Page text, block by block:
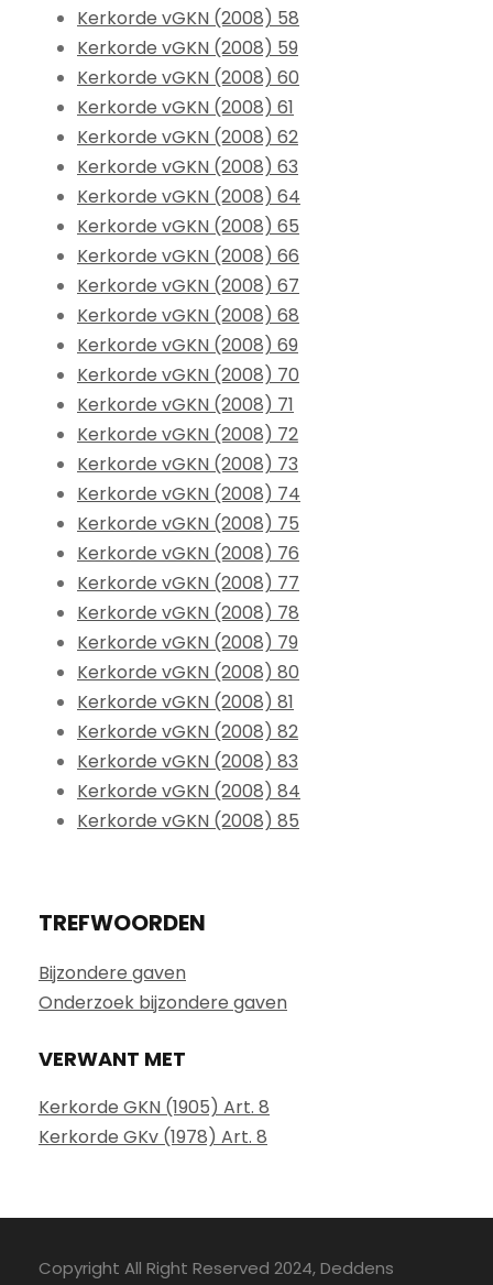
Kerkorde vGKN (2008) 58
Kerkorde vGKN (2008) 59
Kerkorde vGKN (2008) 60
Kerkorde vGKN (2008) 61
Kerkorde vGKN (2008) 62
Kerkorde vGKN (2008) 63
Kerkorde vGKN (2008) 64
Kerkorde vGKN (2008) 65
Kerkorde vGKN (2008) 66
Kerkorde vGKN (2008) 67
Kerkorde vGKN (2008) 68
Kerkorde vGKN (2008) 69
Kerkorde vGKN (2008) 70
Kerkorde vGKN (2008) 71
Kerkorde vGKN (2008) 72
Kerkorde vGKN (2008) 73
Kerkorde vGKN (2008) 74
Kerkorde vGKN (2008) 75
Kerkorde vGKN (2008) 76
Kerkorde vGKN (2008) 77
Kerkorde vGKN (2008) 78
Kerkorde vGKN (2008) 79
Kerkorde vGKN (2008) 80
Kerkorde vGKN (2008) 81
Kerkorde vGKN (2008) 82
Kerkorde vGKN (2008) 83
Kerkorde vGKN (2008) 84
Kerkorde vGKN (2008) 85
TREFWOORDEN
Bijzondere gaven
Onderzoek bijzondere gaven
VERWANT MET
Kerkorde GKN (1905) Art. 8
Kerkorde GKv (1978) Art. 8
Copyright All Right Reserved 2024, Deddens